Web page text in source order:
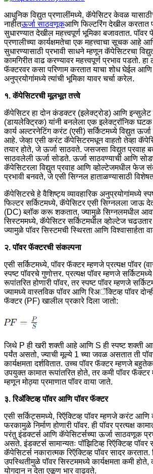
आधुनिक विद्युत प्रणालींमध्ये, कॅपेसिटर केवळ
नाहीतऊर्जा साठवणूकआणि फिल्टरिंग देखील करतात
सुधारण्यात देखील महत्त्वपूर्ण भूमिका बजावतात. पॉवर
प्रणालीच्या कार्यक्षमतेचा एक महत्त्वाचा सूचक आहे
सुधारण्यासाठी प्रभावी साधने म्हणून कॅपेसिटरचा
कामगिरीत वाढ करण्यावर महत्त्वपूर्ण प्रभाव पडतो.
फॅक्टरवर कसा परिणाम करतात याचा शोध घेईल आणि
अनुप्रयोगांमध्ये त्यांची भूमिका यावर चर्चा करेल.
१. कॅपेसिटरची मूलभूत तत्त्वे
कॅपेसिटर हा दोन कंडक्टर (इलेक्ट्रोड) आणि इन्सुलेट
(डायलेक्ट्रिक) यांनी बनलेला एक इलेक्ट्रॉनिक
कार्य अल्टरनेटिंग करंट (एसी) सर्किटमध्ये विद्युत
आहे. जेव्हा एसी करंट कॅपेसिटरमधून वाहतो तेव्हा
तयार होते, जे ऊर्जा साठवते. जसजसा विद्युत प्रवाह
साठवलेली ऊर्जा सोडते. ऊर्जा साठवण्याची आणि
कॅपेसिटरला विद्युत प्रवाह आणि व्होल्टेजमधील फेज
प्रभावी बनवते, जे एसी सिग्नल हाताळण्यासाठी
कॅपेसिटरचे हे वैशिष्ट्य व्यावहारिक अनुप्रयोगांमध्ये
फिल्टर सर्किटमध्ये, कॅपेसिटर एसी सिग्नलला जाऊ
(DC) ब्लॉक करू शकतात, ज्यामुळे सिग्नलमधील
सिस्टममध्ये, कॅपेसिटर सर्किटमधील व्होल्टेज
ज्यामुळे पॉवर सिस्टमची स्थिरता आणि विश्वासार्हता
२. पॉवर फॅक्टरची संकल्पना
एसी सर्किटमध्ये, पॉवर फॅक्टर म्हणजे प्रत्यक्ष पॉवर
स्पष्ट पॉवरचे गुणोत्तर. प्रत्यक्ष पॉवर म्हणजे
रूपांतरित होणारी पॉवर, तर स्पष्ट पॉवर म्हणजे
ज्यामध्ये वास्तविक पॉवर आणि रिअॅक्टिव्ह पॉवर
फॅक्टर (PF) खालील प्रकारे दिला जातो:
जिथे P ही खरी शक्ती आहे आणि S ही स्पष्ट शक्ती
पर्यंत असतो, ज्याची मूल्ये 1 च्या जवळ असतात ती
कार्यक्षमता दर्शवितात. उच्च पॉवर फॅक्टर म्हणजे
उपयुक्त कामात रूपांतरित होते, तर कमी पॉवर
म्हणून मोठ्या प्रमाणात पॉवर वाया जाते.
३. रिअ‍ॅक्टिव्ह पॉवर आणि पॉवर फॅक्टर
एसी सर्किट्समध्ये, रिऍक्टिव्ह पॉवर म्हणजे करंट
फरकामुळे निर्माण होणारी पॉवर. ही पॉवर प्रत्यक्ष
परंतु इंडक्टर्स आणि कॅपेसिटर्सच्या ऊर्जा साठवणूक
असते. इंडक्टर्स सामान्यतः पॉझिटिव्ह रिऍक्टिव्ह
कॅपेसिटर्स नकारात्मक रिऍक्टिव्ह पॉवर सादर करतात.
उपस्थितीमुळे पॉवर सिस्टममध्ये कार्यक्षमता कमी
योगदान न देता एकूण भार वाढवते.